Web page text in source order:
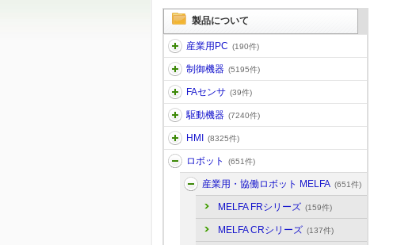
製品について
産業用PC (190件)
制御機器 (5195件)
FAセンサ (39件)
駆動機器 (7240件)
HMI (8325件)
ロボット (651件)
産業用・協働ロボット MELFA (651件)
MELFA FRシリーズ (159件)
MELFA CRシリーズ (137件)